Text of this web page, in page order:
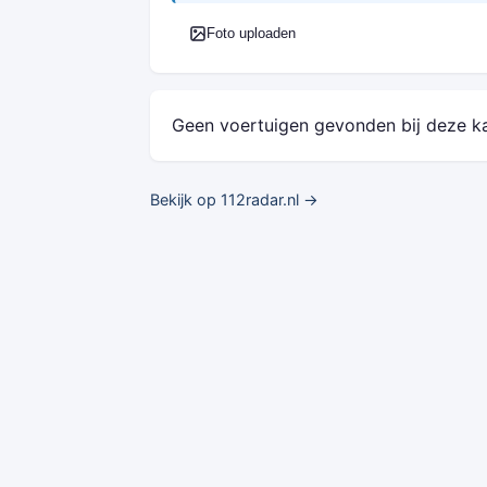
Foto uploaden
Geen voertuigen gevonden bij deze
Bekijk op 112radar.nl →